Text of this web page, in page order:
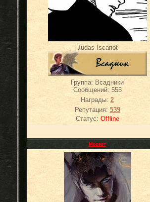
Judas Iscariot
Группа: Всадники
Сообщений: 555
Награды: 2
Репутация: 539
Статус: Offline
Моргот